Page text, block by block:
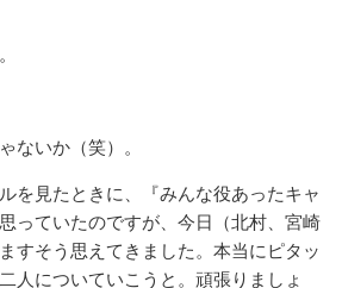
いか（笑）。
を見たときに、『みんな役あったキャ
っていたのですが、今日（北村、宮崎
すそう思えてきました。本当にピタッ
人についていこうと。頑張りましょ